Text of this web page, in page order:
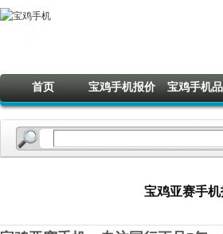
首页 宝鸡手机报价 宝鸡手机
宝鸡亚赛手